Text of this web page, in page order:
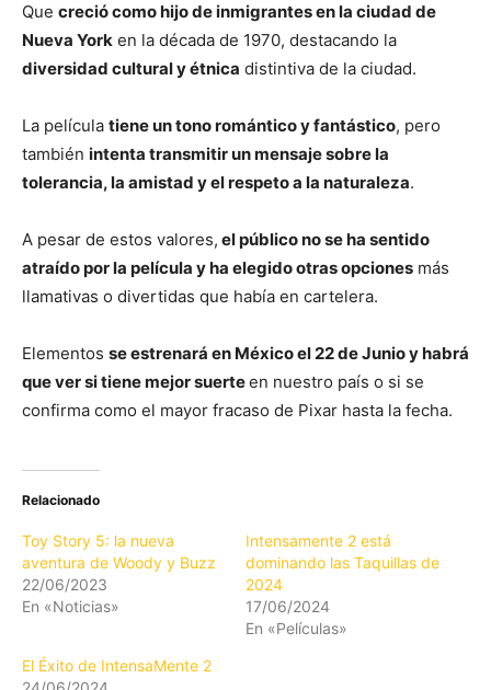
Que creció como hijo de inmigrantes en la ciudad de
Nueva York en la década de 1970, destacando la
diversidad cultural y étnica distintiva de la ciudad.
La película tiene un tono romántico y fantástico, pero
también intenta transmitir un mensaje sobre la
tolerancia, la amistad y el respeto a la naturaleza.
A pesar de estos valores, el público no se ha sentido
atraído por la película y ha elegido otras opciones más
llamativas o divertidas que había en cartelera.
Elementos se estrenará en México el 22 de Junio y habrá
que ver si tiene mejor suerteen nuestro país o si se
confirma como el mayor fracaso de Pixar hasta la fecha.
Relacionado
Toy Story 5: la nueva
aventura de Woody y Buzz
22/06/2023
En «Noticias»
Intensamente 2 está
dominando las Taquillas de
2024
17/06/2024
En «Películas»
El Éxito de IntensaMente 2